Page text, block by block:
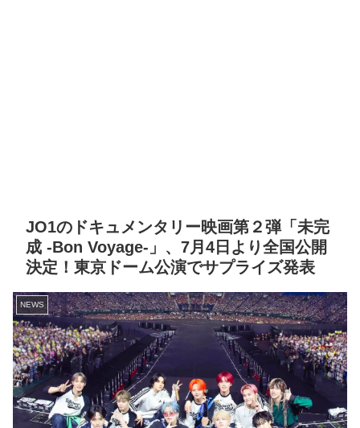
JO1のドキュメンタリー映画第２弾「未完
成 -Bon Voyage-」、7月4日より全国公開
決定！東京ドーム公演でサプライズ発表
NEWS